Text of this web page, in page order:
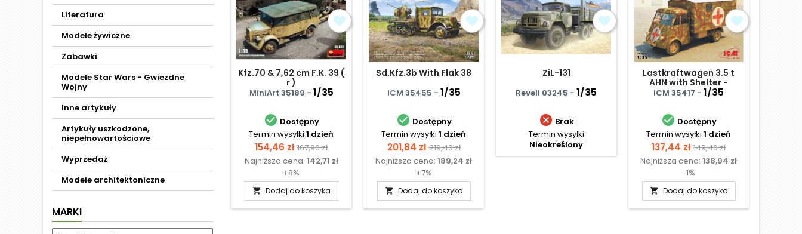
Literatura
Modele żywiczne
Zabawki
Modele Star Wars - Gwiezdne
Wojny
Inne artykuły
Artykuły uszkodzone,
niepełnowartościowe
Wyprzedaż
Modele architektoniczne
MARKI
Kfz.70 & 7,62 cm F.K. 39 (
r )
MiniArt 35189 - 1/35
 Dostępny
Termin wysyłki 1 dzień
Cena
154,46 zł Cena
podstawowa
167,90 zł
Najniższa cena: 142,71 zł
+8%
 Dodaj do koszyka
Sd.Kfz.3b With Flak 38
ICM 35455 - 1/35
 Dostępny
Termin wysyłki 1 dzień
Cena
201,84 zł Cena
podstawowa
219,40 zł
Najniższa cena: 189,24 zł
+7%
 Dodaj do koszyka
ZiL-131
Revell 03245 - 1/35
 Brak
Termin wysyłki
Nieokreślony
Lastkraftwagen 3.5 t
AHN with Shelter -
niemiecki ambulans
ICM 35417 - 1/35
 Dostępny
Termin wysyłki 1 dzień
Cena
137,44 zł Cena
podstawowa
149,40 zł
Najniższa cena: 138,94 zł
-1%
 Dodaj do koszyka